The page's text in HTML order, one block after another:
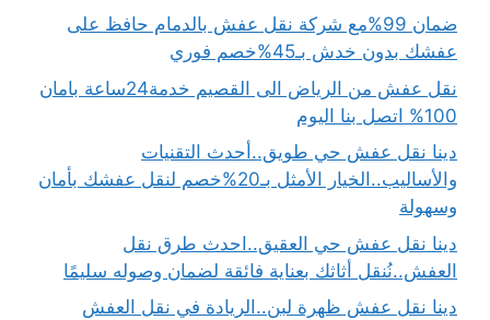
ضمان 99%مع شركة نقل عفش بالدمام حافظ على
عفشك بدون خدش بـ45%خصم فوري
نقل عفش من الرياض الى القصيم خدمة24ساعة بامان
100% اتصل بنا اليوم
دينا نقل عفش حي طويق..أحدث التقنيات
والأساليب..الخيار الأمثل بـ20%خصم لنقل عفشك بأمان
وسهولة
دينا نقل عفش حي العقيق..احدث طرق نقل
العفش..نُنقل أثاثك بعناية فائقة لضمان وصوله سليمًا
دينا نقل عفش ظهرة لبن..الريادة في نقل العفش